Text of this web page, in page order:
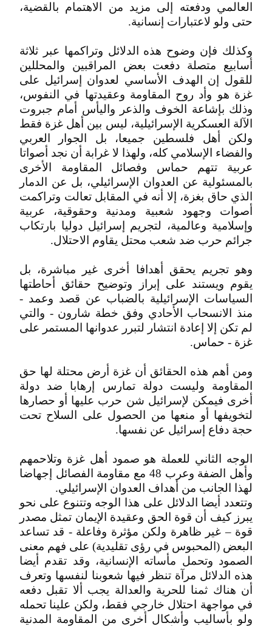
العالمي ودفعته إلى مزيد من الاهتمام بالقضية،
حتى ولو لاعتبارات إنسانية.
وكذلك فإن وضوح هذه الدلائل وتراكمها عبر ثلاثة
أسابيع متصلة دفعت بعض المراقبين والمحللين
للقول إن الهدف الأساسي لعدوان إسرائيل على
غزة هو وأد روح المقاومة وعقيدتها في النفوس،
وذلك بإشاعة الخوف والذعر واليأس أمام جبروت
الآلة العسكرية الإسرائيلية، ليس بين أهل غزة فقط
ولكن أهل فلسطين جميعا، بل الجوار العربي
والفضاء الإسلامي كله، ولهذا لا غرابة أن نجد أصواتا
عربية تتهم حماس وفصائل المقاومة الأخرى
بالمسئولية عن العدوان الإسرائيلي، بل عن الدمار
الذي حاق بغزة، إلا أنه في المقابل تعالت وتراكمت
أصوات وجهود شعبية ومدنية وحقوقية، عربية
وإسلامية وعالمية، لتجريم إسرائيل دوليا بارتكاب
جرائم حرب ضد شعب محتل يقاوم الاحتلال.
وهو تجريم يحقق أهدافا أخرى غير مباشرة، بل
يقوم ويستند على إبراز وتوضيح حقائق أحاطتها
السياسات الإسرائيلية بالضباب عن قصد وعمد -
منذ الانسحاب الأحادي وفق خطة شارون - والتي
لم تكن إلا إعادة انتشار لتبرر عدوانها المستمر على
غزة - حماس.
ومن أهم هذه الحقائق أن غزة أرض محتلة لها حق
المقاومة وليست دولة تمارس إرهابا ضد دولة
أخرى فيمكن لإسرائيل شن حرب عليها أو حصارها
لتخويفها أو منعها من الحصول على السلاح تحت
حجة دفاع إسرائيل عن نفسها.
الوجه الثاني للعملة هو صمود أهل غزة وتلاحمهم
وأهل الضفة وعرب 48 مع مقاومة الفصائل إجهاضا
لهذا الجانب من أهداف العدوان الإسرائيلي.
وتتعدد أيضا الدلائل على هذا الوجه وتتنوع على نحو
يبرز كيف أن قوة الحق وعقيدة الإيمان تمثل مصدر
قوة – غير ظاهرة ولكن مؤثرة وفاعلة - قد تساعد
البعض (المحبوس في رؤى تقليدية) على فهم معنى
الصمود وتحمل مأساته الإنسانية، وقد تقدم أيضا
هذه الدلائل مرآة تنظر فيها شعوبنا لنفسها وتعرف
أن هناك ثمنا للحرية والعدالة يجب ألا تقبل دفعه
في مواجهة احتلال خارجي فقط، ولكن علينا تحمله
ولو بأساليب وأشكال أخرى من المقاومة المدنية